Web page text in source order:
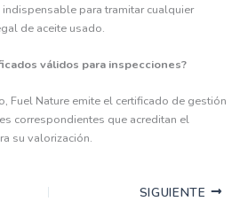
para tramitar cualquier
de aceite usado.
válidos para inspecciones?
Fuel Nature emite el certificado de gestión
correspondientes que acreditan el
su valorización.
SIGUIENTE